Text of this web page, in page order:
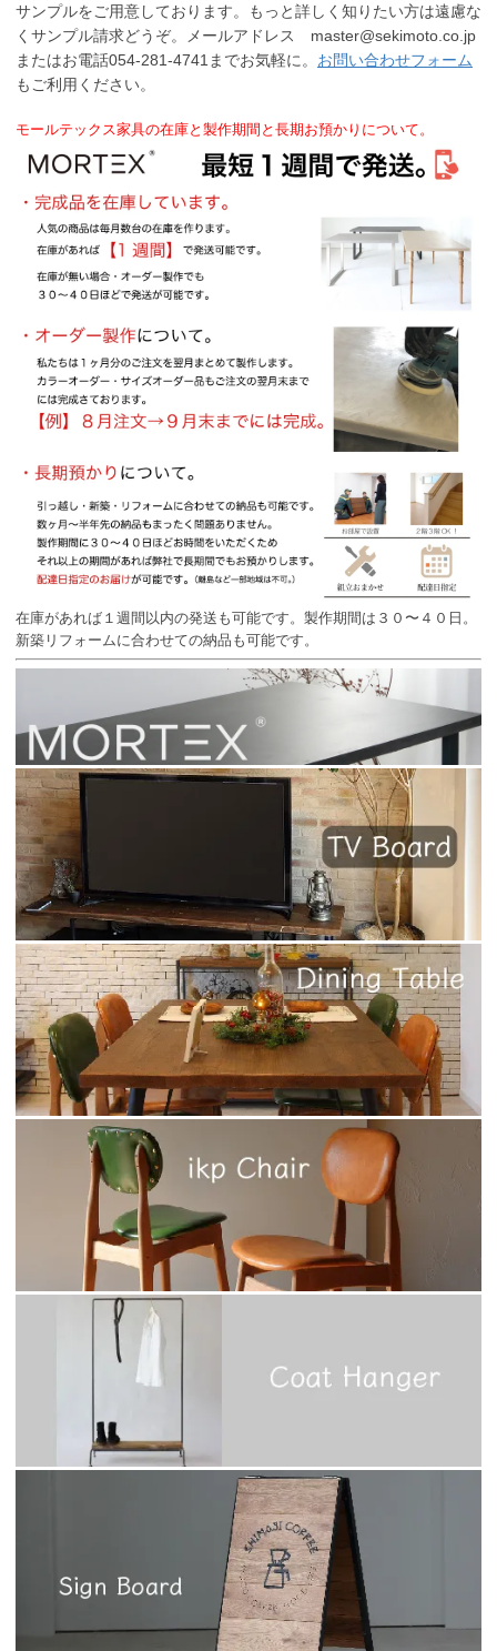
サンプルをご用意しております。もっと詳しく知りたい方は遠慮な
くサンプル請求どうぞ。メールアドレス master@sekimoto.co.jp
またはお電話054-281-4741までお気軽に。 お問い合わせフォーム
もご利用ください。
モールテックス家具の在庫と製作期間と長期お預かりについて。
在庫があれば１週間以内の発送も可能です。製作期間は３０〜４０日。
新築リフォームに合わせての納品も可能です。